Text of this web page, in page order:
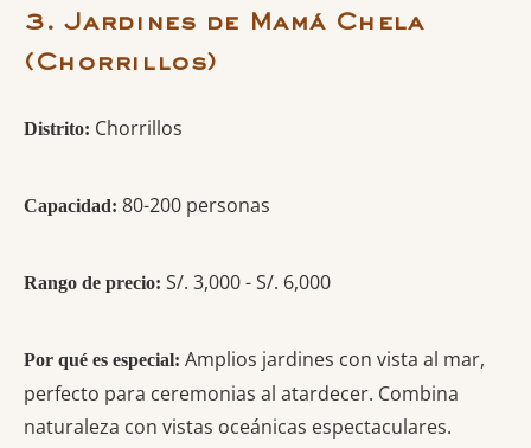
3. Jardines de Mamá Chela
(Chorrillos)
Distrito: Chorrillos
Capacidad: 80-200 personas
Rango de precio: S/. 3,000 - S/. 6,000
Por qué es especial: Amplios jardines con vista al mar,
perfecto para ceremonias al atardecer. Combina
naturaleza con vistas oceánicas espectaculares.